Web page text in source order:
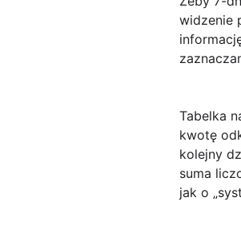
widzenie
Tabelka
kwotę
kolejny
suma
jak o